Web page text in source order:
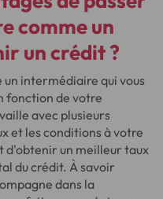
comme un
un crédit ?
intermédiaire qui vous
fonction de votre
avec plusieurs
et les conditions à votre
d'obtenir un meilleur taux
du crédit. À savoir
dans la